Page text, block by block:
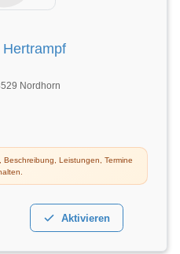
Nordhorn
Beschreibung, Leistungen, Termine
Aktivieren